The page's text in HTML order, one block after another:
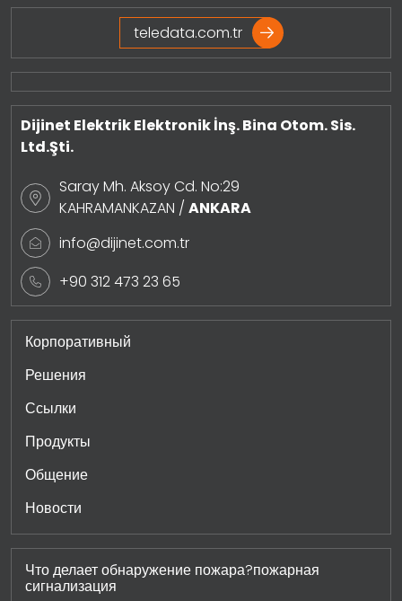
teledata.com.tr
Dijinet Elektrik Elektronik İnş. Bina Otom. Sis.
Ltd.Şti.
Saray Mh. Aksoy Cd. No:29
KAHRAMANKAZAN / ANKARA
info@dijinet.com.tr
+90 312 473 23 65
Корпоративный
Решения
Ссылки
Продукты
Общение
Новости
Что делает обнаружение пожара?пожарная
сигнализация